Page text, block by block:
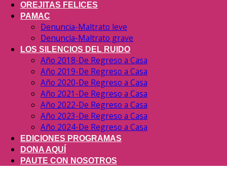
OREJITAS FELICES
PAMAC
Denuncia-Maltrato leve
Denuncia-Maltrato grave
LOS SILENCIOS DEL RUIDO
Año 2018-De Regreso a Casa
Año 2019-De Regreso a Casa
Año 2020-De Regreso a Casa
Año 2021-De Regreso a Casa
Año 2022-De Regreso a Casa
Año 2023-De Regreso a Casa
Año 2024-De Regreso a Casa
EDICIONES PROGRAMAS
DONA AQUÍ
PAUTE CON NOSOTROS